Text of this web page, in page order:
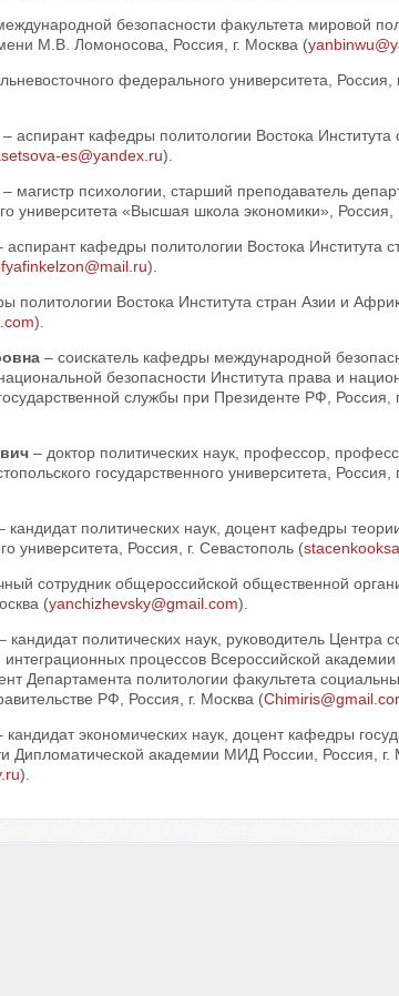
безопасности факультета мировой
М.В. Ломоносова, Россия, г. Москва (
федерального университета, Россия,
– аспирант кафедры политологии Востока
es@yandex.ru).
– магистр психологии, старший преподаватель
университета «Высшая школа экономики», Россия,
аспирант кафедры политологии Востока
).
политологии Востока Института стран Азии и
).
– соискатель кафедры международной
безопасности Института права и
службы при Президенте РФ, Россия,
– доктор политических наук, профессор,
государственного университета, Россия,
кандидат политических наук, доцент кафедры
университета, Россия, г. Севастополь (
сотрудник общероссийской общественной
(yanchizhevsky@gmail.com).
кандидат политических наук, руководитель Центра
интеграционных процессов Всероссийской
Департамента политологии факультета
РФ, Россия, г. Москва (
кандидат экономических наук, доцент кафедры
Дипломатической академии МИД России, Россия, г.
).